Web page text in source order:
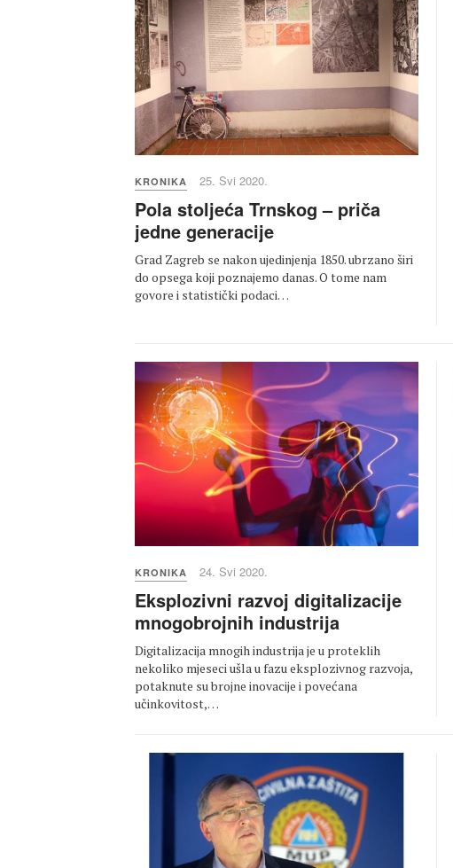
KRONIKA 25. Svi 2020.
Pola stoljeća Trnskog – priča
jedne generacije
Grad Zagreb se nakon ujedinjenja 1850. ubrzano širi
do opsega koji poznajemo danas. O tome nam
govore i statistički podaci…
KRONIKA 24. Svi 2020.
Eksplozivni razvoj digitalizacije
mnogobrojnih industrija
Digitalizacija mnogih industrija je u proteklih
nekoliko mjeseci ušla u fazu eksplozivnog razvoja,
potaknute su brojne inovacije i povećana
učinkovitost,…